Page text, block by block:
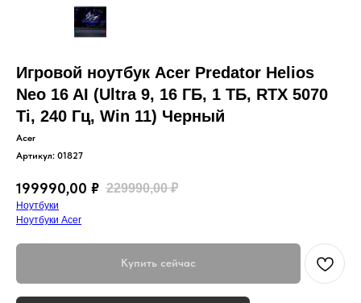
Игровой ноутбук Acer Predator Helios
Neo 16 AI (Ultra 9, 16 ГБ, 1 ТБ, RTX 5070
Ti, 240 Гц, Win 11) Черный
Acer
Артикул: 01827
199990,00 ₽ 229990,00 ₽
Ноутбуки
Ноутбуки Acer
Купить сейчас